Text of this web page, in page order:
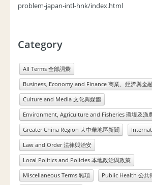
problem-japan-intl-hnk/index.html
Category
All Terms 全部詞彙
Business, Economy and Finance 商業、經濟與金
Culture and Media 文化與媒體
Environment, Agriculture and Fisheries 環境及漁
Greater China Region 大中華地區新聞
Law and Order 法律與治安
Local Politics and Policies 本地政治與政策
Miscellaneous Terms 雜項
Public Health 公共